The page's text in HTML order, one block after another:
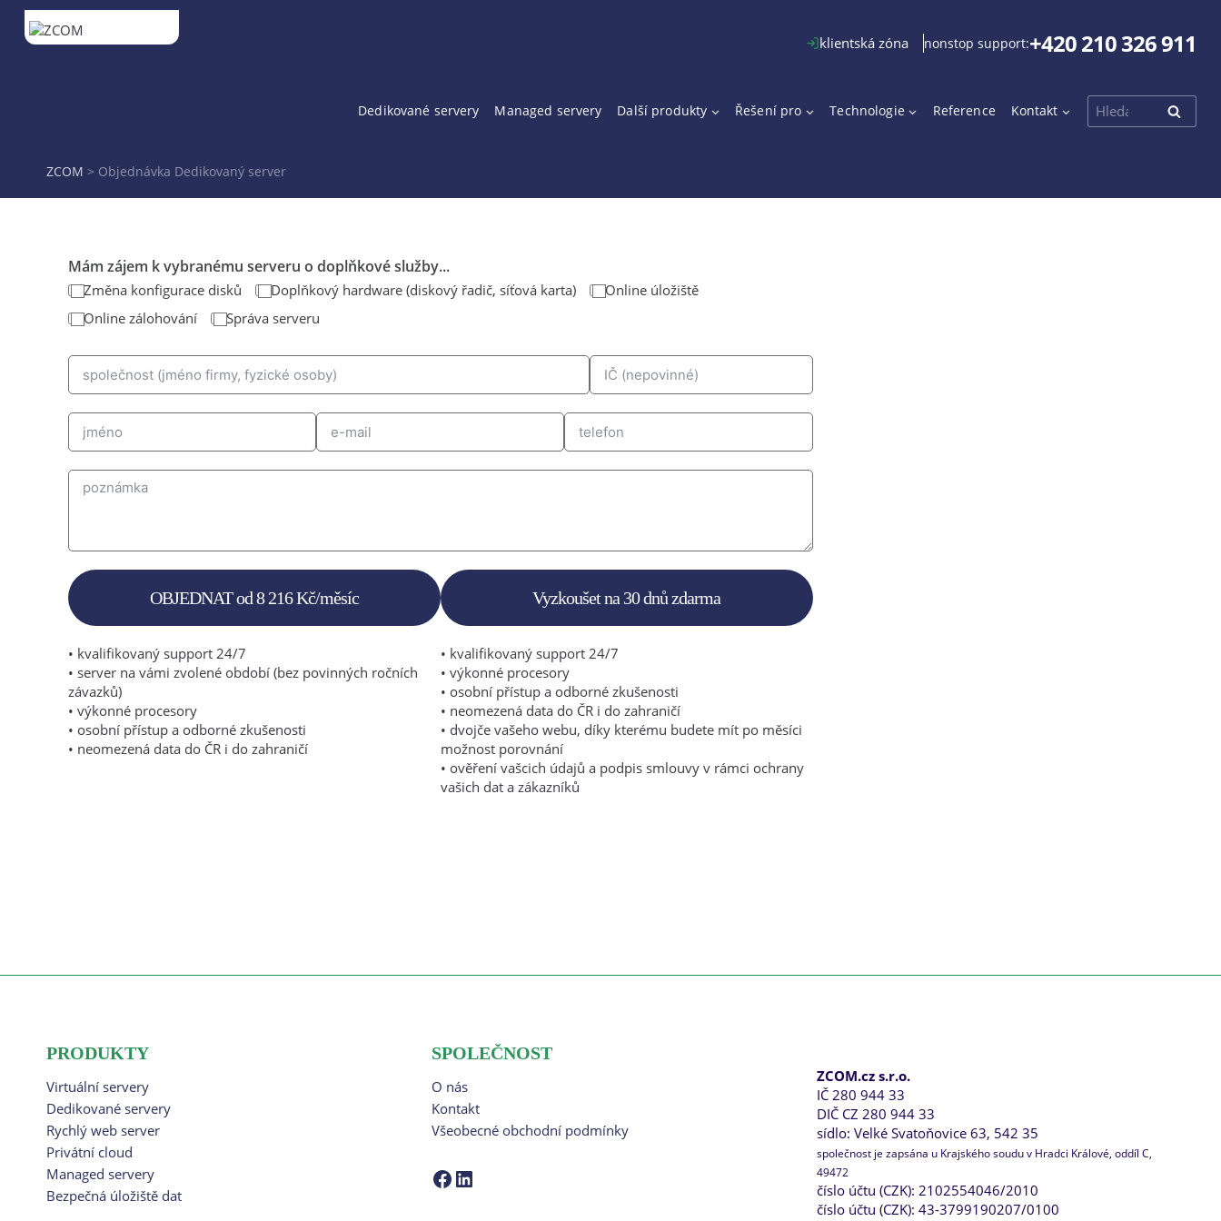
Přeskočit
obsah
klientská zóna nonstop support:+420 210 326 911
Dedikované servery Managed servery Další produkty Řešení pro Technologie Reference Kontakt Vyhledávání
ZCOM > Objednávka Dedikovaný server
Mám zájem k vybranému serveru o doplňkové služby...
Změna konfigurace disků Doplňkový hardware (diskový řadič, síťová karta)
Online úložiště
Online zálohování
Správa serveru
OBJEDNAT od 8 216 Kč/měsíc Vyzkoušet na 30 dnů zdarma
• kvalifikovaný support 24/7
• server na vámi zvolené období (bez povinných ročních
závazků)
• výkonné procesory
• osobní přístup a odborné zkušenosti
• neomezená data do ČR i do zahraničí
• kvalifikovaný support 24/7
• výkonné procesory
• osobní přístup a odborné zkušenosti
• neomezená data do ČR i do zahraničí
• dvojče vašeho webu, díky kterému budete mít po měsíci
možnost porovnání
• ověření vašcich údajů a podpis smlouvy v rámci ochrany
vašich dat a zákazníků
PRODUKTY
Virtuální servery
Dedikované servery
Rychlý web server
Privátní cloud
Managed servery
Bezpečná úložiště dat
SPOLEČNOST
O nás
Kontakt
Všeobecné obchodní podmínky
ZCOM na Facebooku
LinkedIn ZCOM
ZCOM.cz s.r.o.
IČ 280 944 33
DIČ CZ 280 944 33
sídlo: Velké Svatoňovice 63, 542 35
společnost je zapsána u Krajského soudu v Hradci Králové, oddíl C,
49472
číslo účtu (CZK): 2102554046/2010
číslo účtu (CZK): 43-3799190207/0100